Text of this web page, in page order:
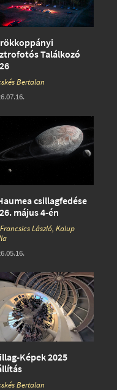
Találkozó
Bertalan
csillagfedése
május 4-én
László, Kalup
Képek 2025
Bertalan